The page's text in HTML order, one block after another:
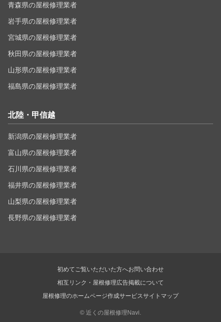
青森県の屋根修理業者
岩手県の屋根修理業者
宮城県の屋根修理業者
秋田県の屋根修理業者
山形県の屋根修理業者
福島県の屋根修理業者
北陸・甲信越
新潟県の屋根修理業者
富山県の屋根修理業者
石川県の屋根修理業者
福井県の屋根修理業者
山梨県の屋根修理業者
長野県の屋根修理業者
初めてご覧いただいた方へお問い合わせ
相互リンク・屋根修理広告掲載について
屋根修理のホームページ作成サービスサイトマップ
© 近くの屋根修理Navi.